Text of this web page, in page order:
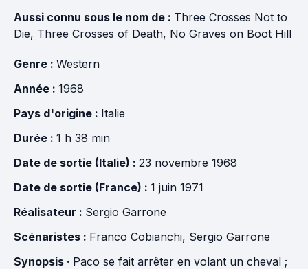
Aussi connu sous le nom de : Three Crosses Not to
Die, Three Crosses of Death, No Graves on Boot Hill
Genre : Western
Année : 1968
Pays d'origine : Italie
Durée : 1 h 38 min
Date de sortie (Italie) : 23 novembre 1968
Date de sortie (France) : 1 juin 1971
Réalisateur : Sergio Garrone
Scénaristes : Franco Cobianchi, Sergio Garrone
Synopsis · Paco se fait arrêter en volant un cheval ;